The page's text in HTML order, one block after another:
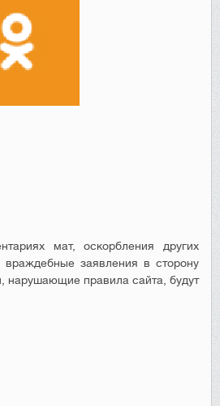
мат, оскорбления других
заявления в сторону
нарушающие правила сайта, будут